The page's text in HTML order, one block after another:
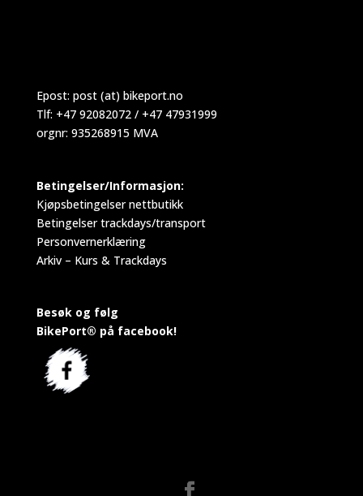
Epost: post (at) bikeport.no
Tlf: +47 92082072 / +47 47931999
orgnr: 935268915 MVA
Betingelser/Informasjon:
Kjøpsbetingelser nettbutikk
Betingelser trackdays/transport
Personvernerklæring
Arkiv – Kurs & Trackdays
Besøk og følg
BikePort® på facebook!